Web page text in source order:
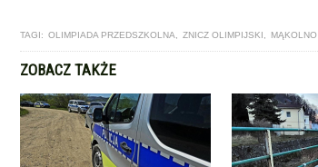
TAGI: OLIMPIADA PRZEDSZKOLNA ZNICZ OLIMPIJSKI MĄKOLNO
ZOBACZ TAKŻE